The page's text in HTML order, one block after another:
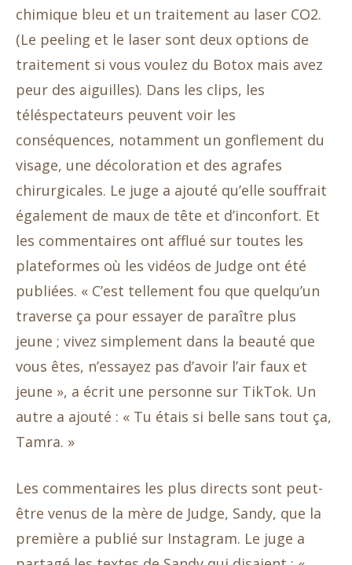
chimique bleu et un traitement au laser CO2.
(Le peeling et le laser sont deux options de
traitement si vous voulez du Botox mais avez
peur des aiguilles). Dans les clips, les
téléspectateurs peuvent voir les
conséquences, notamment un gonflement du
visage, une décoloration et des agrafes
chirurgicales. Le juge a ajouté qu’elle souffrait
également de maux de tête et d’inconfort. Et
les commentaires ont afflué sur toutes les
plateformes où les vidéos de Judge ont été
publiées. « C’est tellement fou que quelqu’un
traverse ça pour essayer de paraître plus
jeune ; vivez simplement dans la beauté que
vous êtes, n’essayez pas d’avoir l’air faux et
jeune », a écrit une personne sur TikTok. Un
autre a ajouté : « Tu étais si belle sans tout ça,
Tamra. »
Les commentaires les plus directs sont peut-
être venus de la mère de Judge, Sandy, que la
première a publié sur Instagram. Le juge a